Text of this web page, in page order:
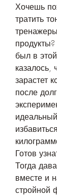
Хочешь
тратить
был в
казалось,
зарастет
после
Готов
Тогда
вместе и
стройной